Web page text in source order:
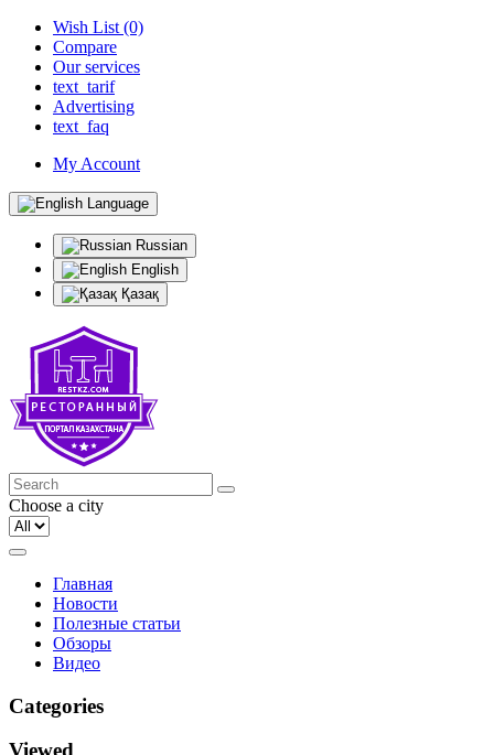
Wish List (0)
Compare
Our services
text_tarif
Advertising
text_faq
My Account
Language
Russian
English
Қазақ
Choose a city
Главная
Новости
Полезные статьи
Обзоры
Видео
Categories